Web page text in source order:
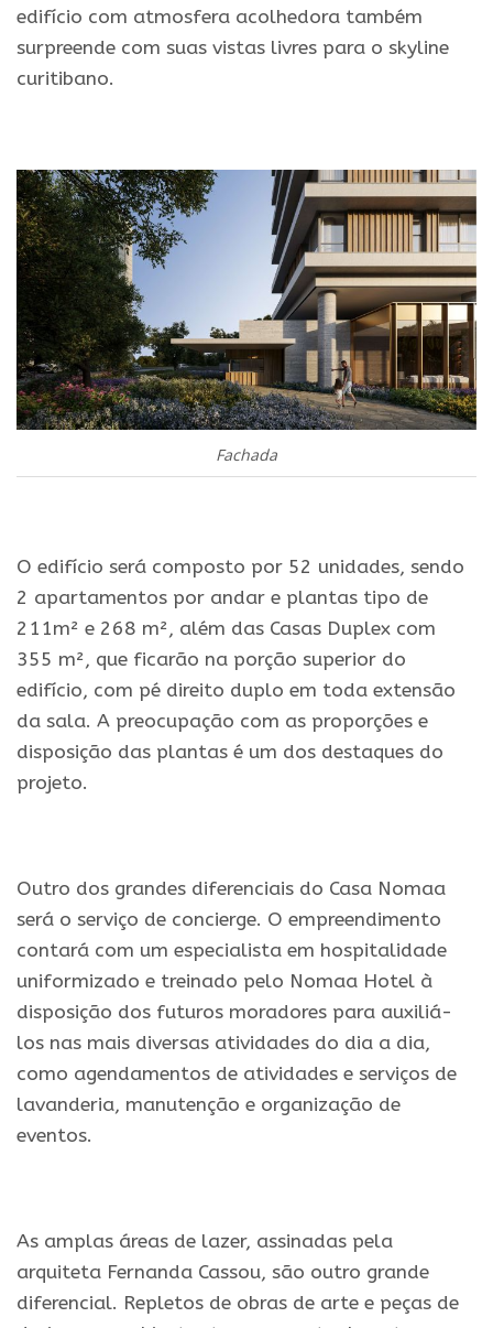
edifício com atmosfera acolhedora também
surpreende com suas vistas livres para o skyline
curitibano.
Fachada
O edifício será composto por 52 unidades, sendo
2 apartamentos por andar e plantas tipo de
211m² e 268 m², além das Casas Duplex com
355 m², que ficarão na porção superior do
edifício, com pé direito duplo em toda extensão
da sala. A preocupação com as proporções e
disposição das plantas é um dos destaques do
projeto.
Outro dos grandes diferenciais do Casa Nomaa
será o serviço de concierge. O empreendimento
contará com um especialista em hospitalidade
uniformizado e treinado pelo Nomaa Hotel à
disposição dos futuros moradores para auxiliá-
los nas mais diversas atividades do dia a dia,
como agendamentos de atividades e serviços de
lavanderia, manutenção e organização de
eventos.
As amplas áreas de lazer, assinadas pela
arquiteta Fernanda Cassou, são outro grande
diferencial. Repletos de obras de arte e peças de